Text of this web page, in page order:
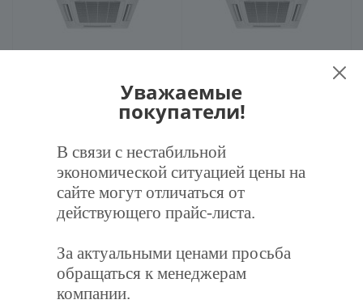
потолочного кондиционера
В корзину
Экран Джет 900х900 мм для
потолочного кондиционера
В корзину
Уважаемые
покупатели!
В связи с нестабильной
экономической ситуацией цены на
сайте могут отличаться от
действующего прайс-листа.
За актуальными ценами просьба
обращаться к менеджерам
компании.